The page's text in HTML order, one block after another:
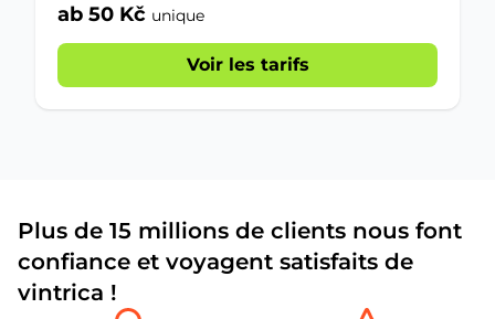
ab 50 Kč unique
Voir les tarifs
Plus de 15 millions de clients nous font
confiance et voyagent satisfaits de
vintrica !